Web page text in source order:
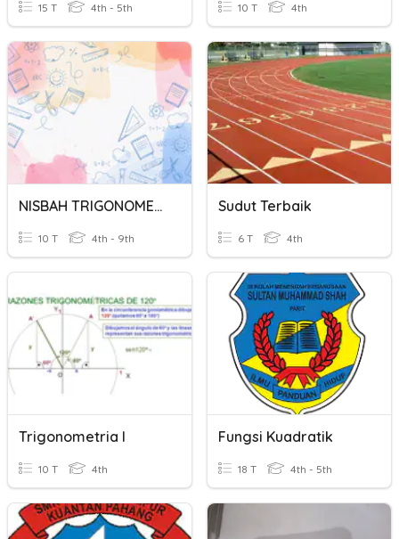
15 T 4th - 5th 10 T 4th
NISBAH TRIGONOMETRI
10 T 4th - 9th
Sudut Terbaik
6 T 4th
Trigonometria I
10 T 4th
Fungsi Kuadratik
18 T 4th - 5th